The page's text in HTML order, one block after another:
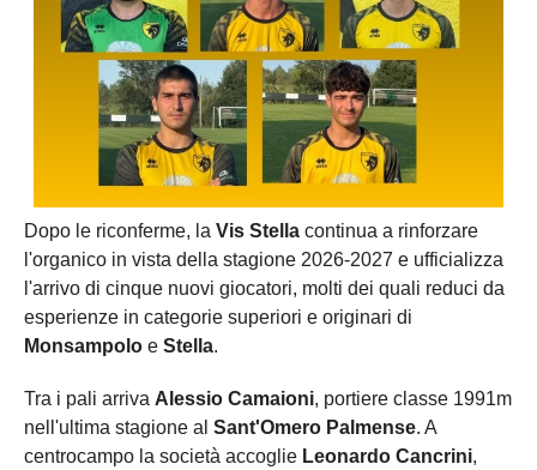
Dopo le riconferme, la Vis Stella continua a rinforzare
l'organico in vista della stagione 2026-2027 e ufficializza
l'arrivo di cinque nuovi giocatori, molti dei quali reduci da
esperienze in categorie superiori e originari di
Monsampolo e Stella.
Tra i pali arriva Alessio Camaioni, portiere classe 1991m
nell'ultima stagione al Sant'Omero Palmense. A
centrocampo la società accoglie Leonardo Cancrini,